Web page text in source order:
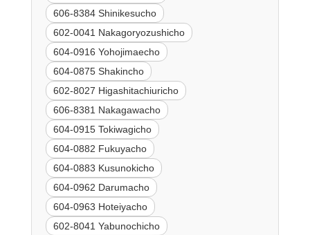
606-8384 Shinikesucho
602-0041 Nakagoryozushicho
604-0916 Yohojimaecho
604-0875 Shakincho
602-8027 Higashitachiuricho
606-8381 Nakagawacho
604-0915 Tokiwagicho
604-0882 Fukuyacho
604-0883 Kusunokicho
604-0962 Darumacho
604-0963 Hoteiyacho
602-8041 Yabunochicho